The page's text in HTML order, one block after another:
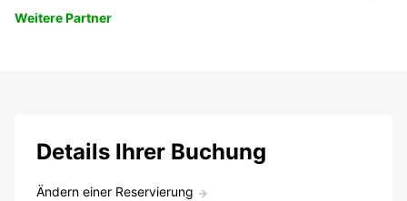
Weitere Partner
Details Ihrer Buchung
Ändern einer Reservierung